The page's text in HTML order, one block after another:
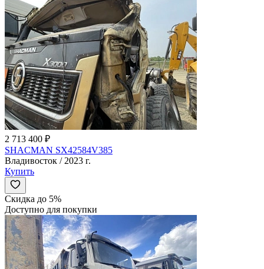
2 713 400 ₽
SHACMAN SX42584V385
Владивосток / 2023 г.
Купить
Скидка до 5%
Доступно для покупки